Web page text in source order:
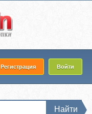
Регистрация Войти
Найти